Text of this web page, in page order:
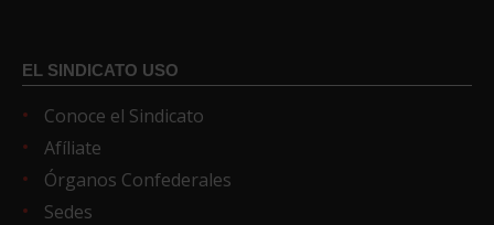
EL SINDICATO USO
Conoce el Sindicato
Afíliate
Órganos Confederales
Sedes